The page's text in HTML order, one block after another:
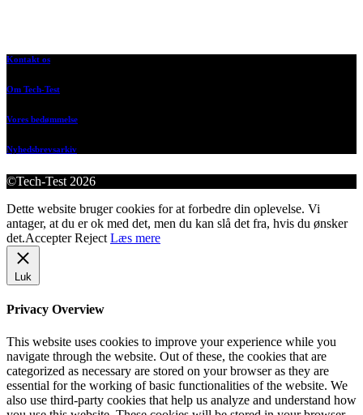
Kontakt os
Om Tech-Test
Vores bedømmelse
Nyhedsbrevsarkiv
©Tech-Test 2026
Dette website bruger cookies for at forbedre din oplevelse. Vi
antager, at du er ok med det, men du kan slå det fra, hvis du ønsker
det.Accepter Reject Læs mere
Luk
Privacy Overview
This website uses cookies to improve your experience while you
navigate through the website. Out of these, the cookies that are
categorized as necessary are stored on your browser as they are
essential for the working of basic functionalities of the website. We
also use third-party cookies that help us analyze and understand how